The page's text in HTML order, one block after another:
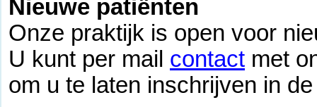
Nieuwe patiënten
Onze praktijk is open voor
U kunt per mail contact met
om u te laten inschrijven in